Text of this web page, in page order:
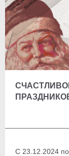
С 23.12.2024